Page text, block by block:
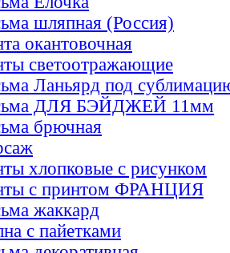
шляпная (Россия)
окантовочная
светоотражающие
Ланьярд под
ДЛЯ БЭЙДЖЕЙ 11мм
брючная
хлопковые с рисунком
с принтом ФРАНЦИЯ
жаккард
с пайетками